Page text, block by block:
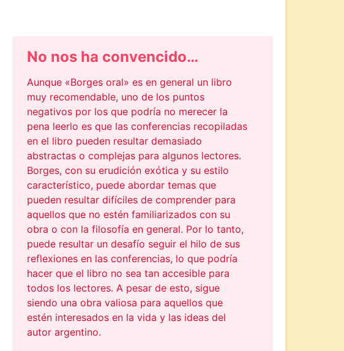
No nos ha convencido…
Aunque «Borges oral» es en general un libro
muy recomendable, uno de los puntos
negativos por los que podría no merecer la
pena leerlo es que las conferencias recopiladas
en el libro pueden resultar demasiado
abstractas o complejas para algunos lectores.
Borges, con su erudición exótica y su estilo
característico, puede abordar temas que
pueden resultar difíciles de comprender para
aquellos que no estén familiarizados con su
obra o con la filosofía en general. Por lo tanto,
puede resultar un desafío seguir el hilo de sus
reflexiones en las conferencias, lo que podría
hacer que el libro no sea tan accesible para
todos los lectores. A pesar de esto, sigue
siendo una obra valiosa para aquellos que
estén interesados en la vida y las ideas del
autor argentino.